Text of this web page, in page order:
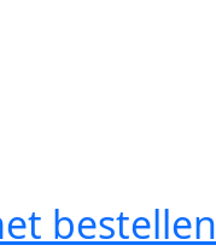
bestellen